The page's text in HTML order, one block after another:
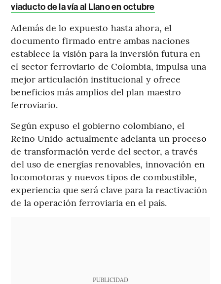
viaducto de la vía al Llano en octubre
Además de lo expuesto hasta ahora, el
documento firmado entre ambas naciones
establece la visión para la inversión futura en
el sector ferroviario de Colombia, impulsa una
mejor articulación institucional y ofrece
beneficios más amplios del plan maestro
ferroviario.
Según expuso el gobierno colombiano, el
Reino Unido actualmente adelanta un proceso
de transformación verde del sector, a través
del uso de energías renovables, innovación en
locomotoras y nuevos tipos de combustible,
experiencia que será clave para la reactivación
de la operación ferroviaria en el país.
PUBLICIDAD